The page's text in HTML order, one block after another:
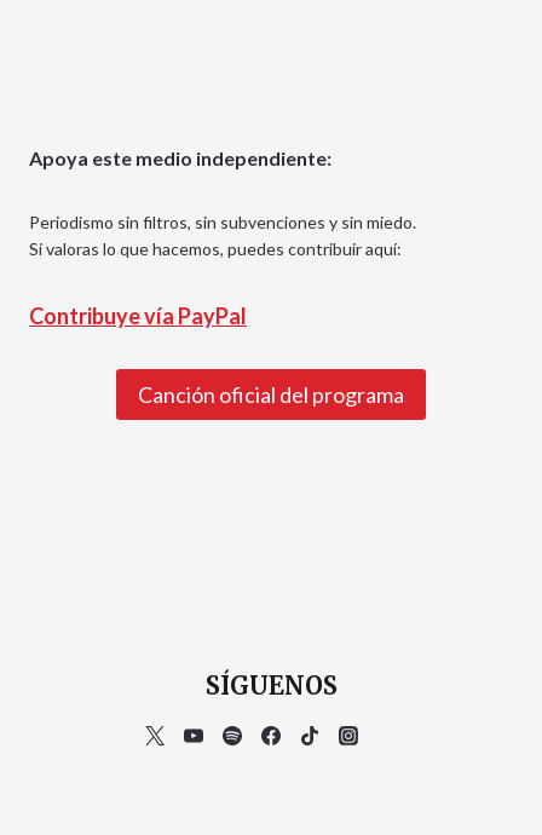
Apoya este medio independiente:
Periodismo sin filtros, sin subvenciones y sin miedo.
Si valoras lo que hacemos, puedes contribuir aquí:
Contribuye vía PayPal
Canción oficial del programa
SÍGUENOS